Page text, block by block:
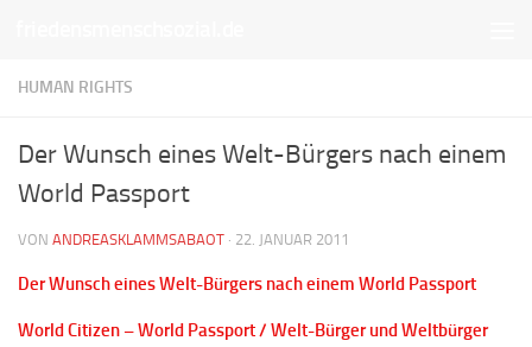
HUMAN RIGHTS
Der Wunsch eines Welt-Bürgers nach einem
World Passport
VON ANDREASKLAMMSABAOT · 22. JANUAR 2011
Der Wunsch eines Welt-Bürgers nach einem World Passport
World Citizen – World Passport / Welt-Bürger und Weltbürger